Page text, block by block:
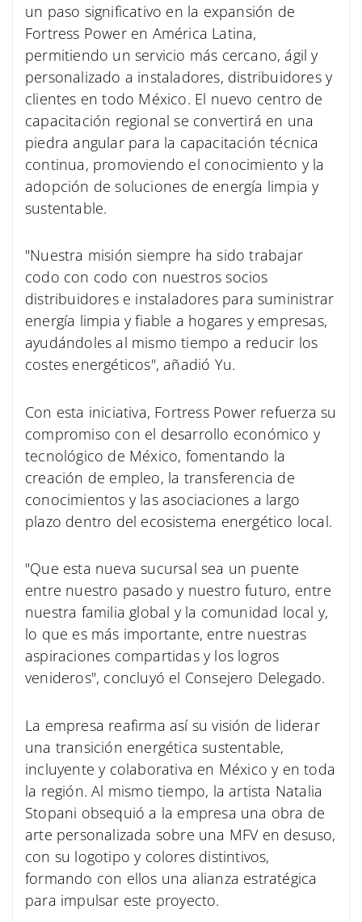
un paso significativo en la expansión de
Fortress Power en América Latina,
permitiendo un servicio más cercano, ágil y
personalizado a instaladores, distribuidores y
clientes en todo México. El nuevo centro de
capacitación regional se convertirá en una
piedra angular para la capacitación técnica
continua, promoviendo el conocimiento y la
adopción de soluciones de energía limpia y
sustentable.
"Nuestra misión siempre ha sido trabajar
codo con codo con nuestros socios
distribuidores e instaladores para suministrar
energía limpia y fiable a hogares y empresas,
ayudándoles al mismo tiempo a reducir los
costes energéticos", añadió Yu.
Con esta iniciativa, Fortress Power refuerza su
compromiso con el desarrollo económico y
tecnológico de México, fomentando la
creación de empleo, la transferencia de
conocimientos y las asociaciones a largo
plazo dentro del ecosistema energético local.
"Que esta nueva sucursal sea un puente
entre nuestro pasado y nuestro futuro, entre
nuestra familia global y la comunidad local y,
lo que es más importante, entre nuestras
aspiraciones compartidas y los logros
venideros", concluyó el Consejero Delegado.
La empresa reafirma así su visión de liderar
una transición energética sustentable,
incluyente y colaborativa en México y en toda
la región. Al mismo tiempo, la artista Natalia
Stopani obsequió a la empresa una obra de
arte personalizada sobre una MFV en desuso,
con su logotipo y colores distintivos,
formando con ellos una alianza estratégica
para impulsar este proyecto.